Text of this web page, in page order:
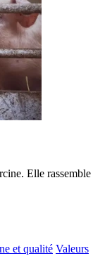
Elle rassemble
et qualité Valeurs